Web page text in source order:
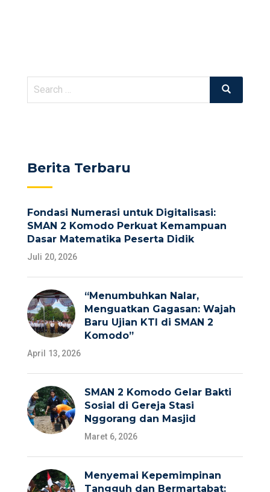
Search
Search
Berita Terbaru
Fondasi Numerasi untuk Digitalisasi:
SMAN 2 Komodo Perkuat Kemampuan
Dasar Matematika Peserta Didik
Juli 20, 2026
“Menumbuhkan Nalar,
Menguatkan Gagasan: Wajah
Baru Ujian KTI di SMAN 2
Komodo”
April 13, 2026
SMAN 2 Komodo Gelar Bakti
Sosial di Gereja Stasi
Nggorang dan Masjid
Maret 6, 2026
Menyemai Kepemimpinan
Tangguh dan Bermartabat: